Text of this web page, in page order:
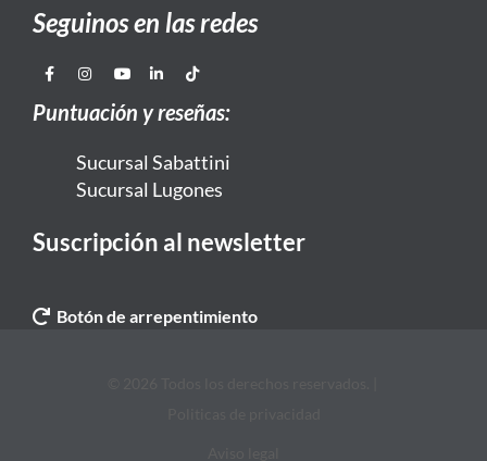
Seguinos en las redes
Puntuación y reseñas:
Sucursal Sabattini
Sucursal Lugones
Suscripción al newsletter
Botón de arrepentimiento